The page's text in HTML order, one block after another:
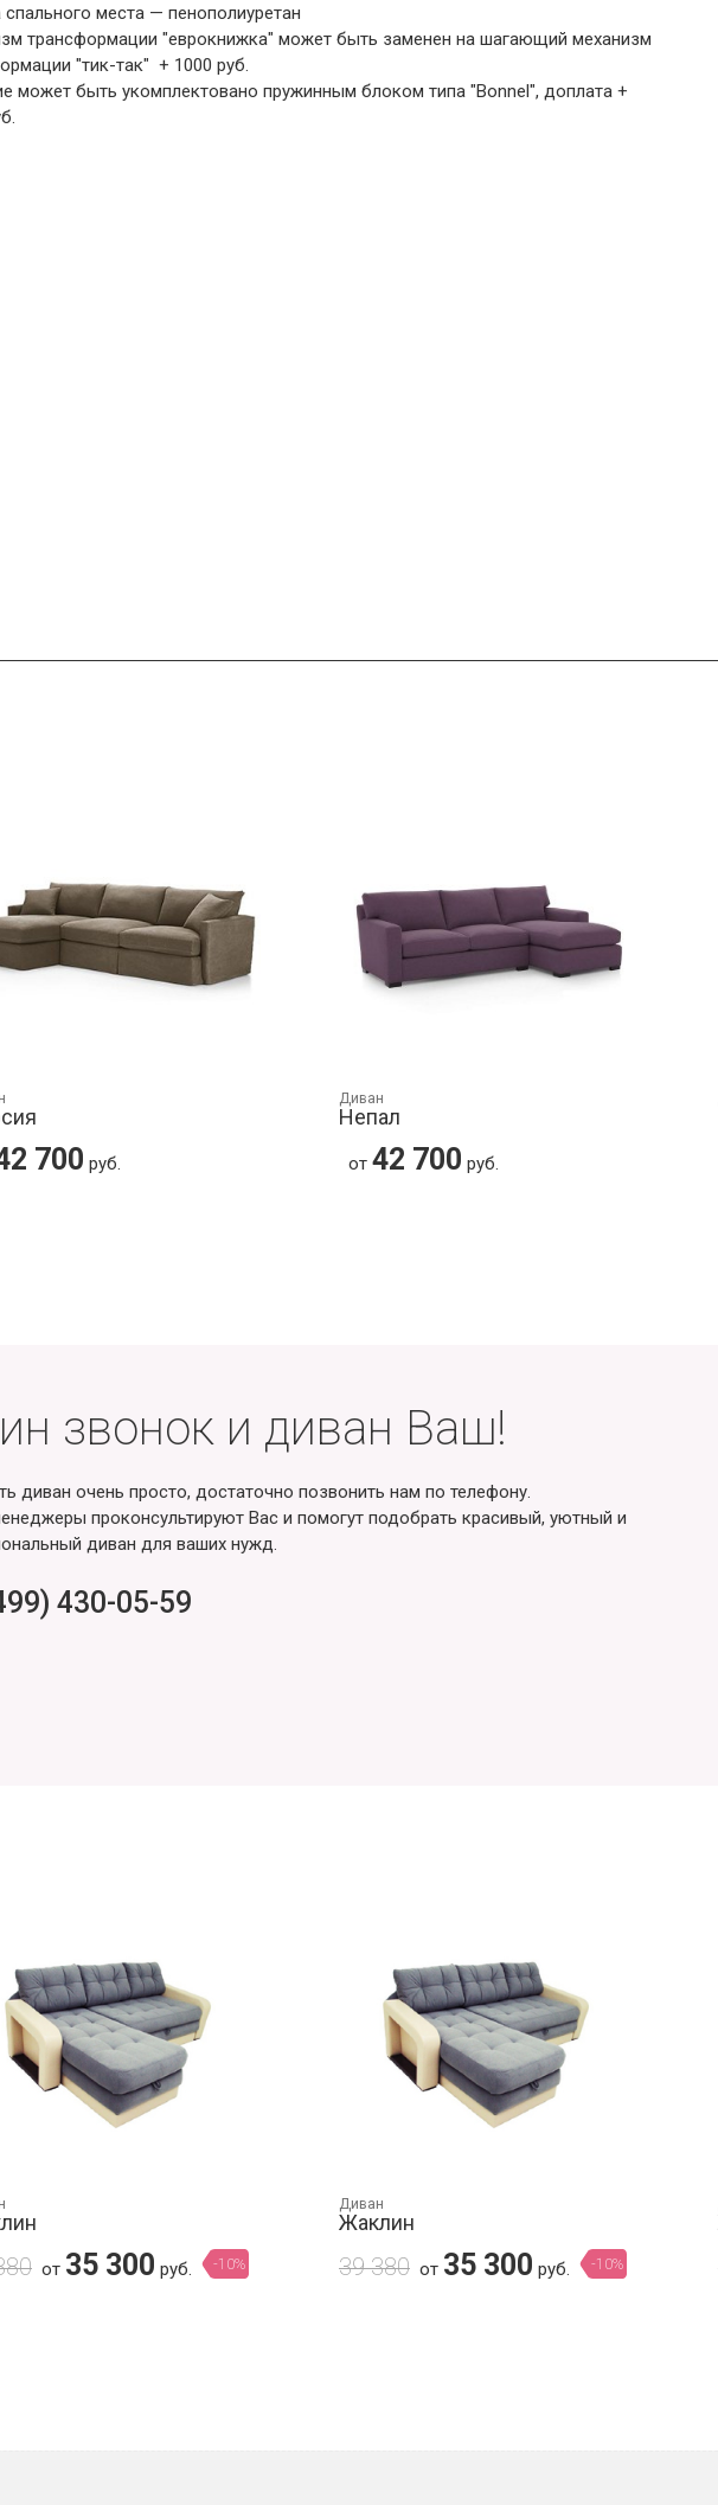
места — пенополиуретан
трансформации "еврокнижка" может быть заменен на шагающий механизм
"тик-так" + 1000 руб.
может быть укомплектовано пружинным блоком типа "Bonnel", доплата +
700 руб.
Диван
Непал
от 42 700 руб.
звонок и диван Ваш!
диван очень просто, достаточно позвонить нам по телефону.
проконсультируют Вас и помогут подобрать красивый, уютный и
диван для ваших нужд.
430-05-59
от 35 300 руб. -10%
Диван
Жаклин
39 380 от 35 300 руб. -10%